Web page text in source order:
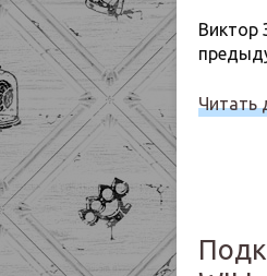
Виктор
Читать